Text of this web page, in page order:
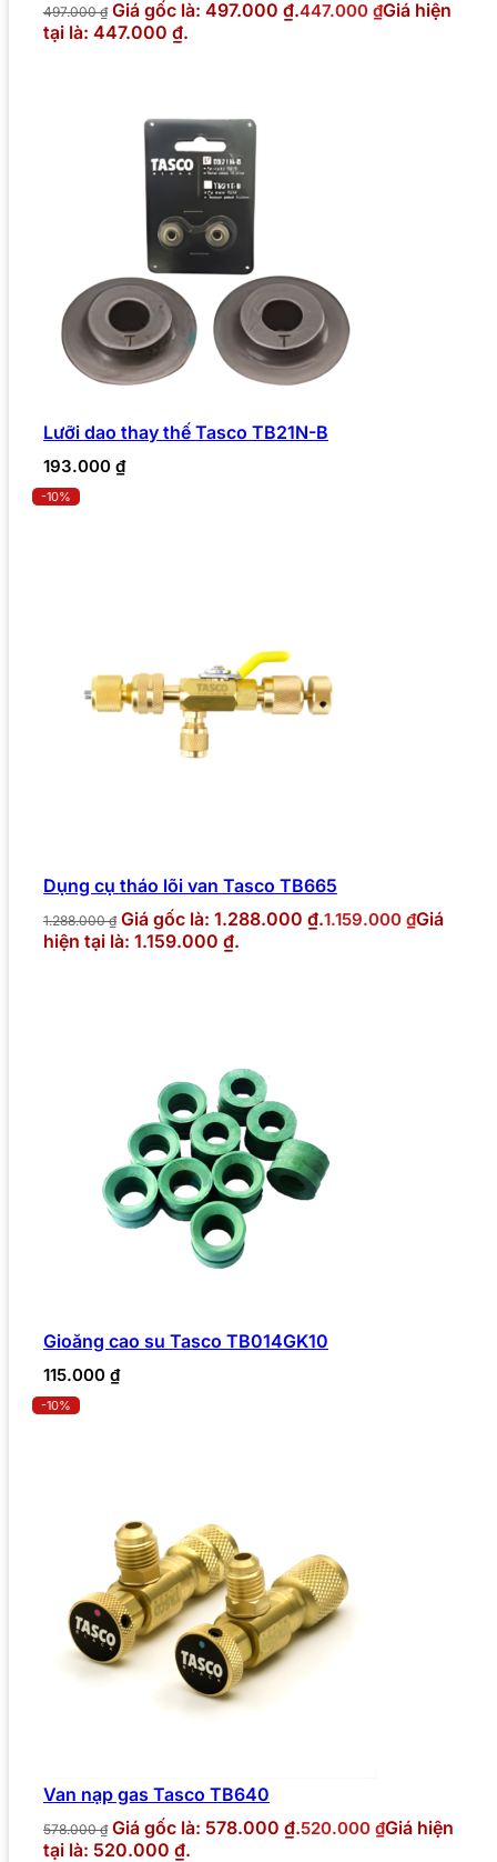
497.000₫ Giá gốc là: 497.000 ₫.447.000 ₫Giá hiện
tại là: 447.000 ₫.
Lưỡi dao thay thế Tasco TB21N-B
193.000 ₫
-10%
Dụng cụ tháo lõi van Tasco TB665
1.288.000₫ Giá gốc là: 1.288.000 ₫.1.159.000 ₫Giá
hiện tại là: 1.159.000 ₫.
Gioăng cao su Tasco TB014GK10
115.000 ₫
-10%
Van nạp gas Tasco TB640
578.000₫ Giá gốc là: 578.000 ₫.520.000 ₫Giá hiện
tại là: 520.000 ₫.